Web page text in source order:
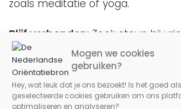
Mogen we cookies
gebruiken?
Hey, wat leuk dat je ons bezoekt! Is het goed
geselecteerde cookies gebruiken om ons
optimaliseren en analyseren?
zoals meditatie of yoga.
Blijf verbonden: Zoek steun bij
familie. Praat openlijk over uw
en deel uw zorgen met dierbaren.
Realistische doelen:Stel